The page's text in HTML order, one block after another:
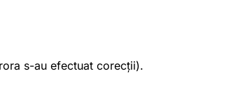
s-au efectuat corecții).